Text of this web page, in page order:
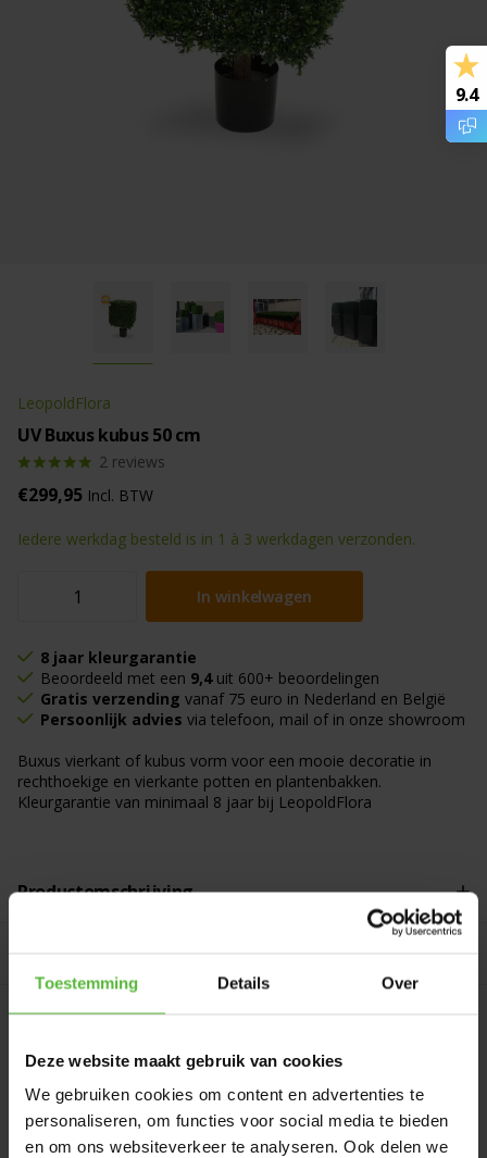
Toestemming Details Over
Deze website maakt gebruik van cookies
We gebruiken cookies om content en advertenties te
personaliseren, om functies voor social media te bieden
en om ons websiteverkeer te analyseren. Ook delen we
LeopoldFlora
UV Buxus kubus 50 cm
2 reviews
€299,95 Incl. BTW
Iedere werkdag besteld is in 1 à 3 werkdagen verzonden.
In winkelwagen
8 jaar kleurgarantie
Beoordeeld met een 9,4uit 600+ beoordelingen
Gratis verzending vanaf 75 euro in Nederland en België
Persoonlijk advies via telefoon, mail of in onze showroom
Buxus vierkant of kubus vorm voor een mooie decoratie in
rechthoekige en vierkante potten en plantenbakken.
Kleurgarantie van minimaal 8 jaar bij LeopoldFlora
Productomschrijving
UV Buxus kubus 50 cm
5uit5
9.4